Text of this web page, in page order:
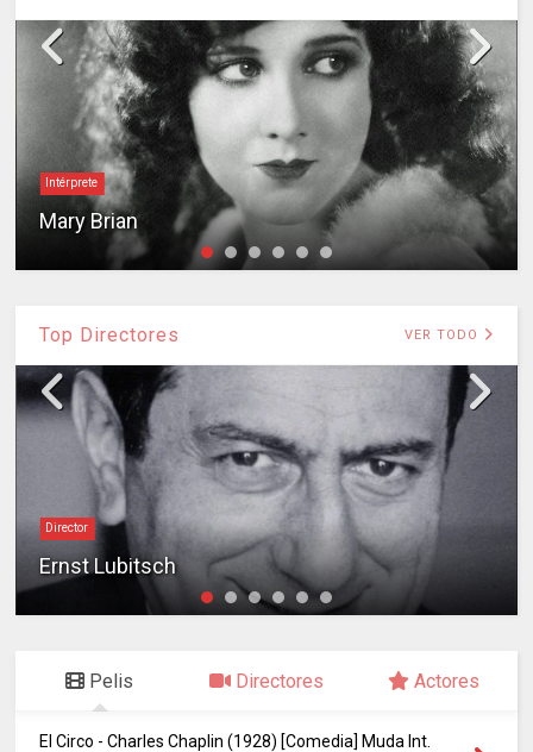
Intérprete
Mary Brian
Top Directores VER TODO
Director
Ernst Lubitsch
Pelis Directores Actores
El Circo - Charles Chaplin (1928) [Comedia] Muda Int.